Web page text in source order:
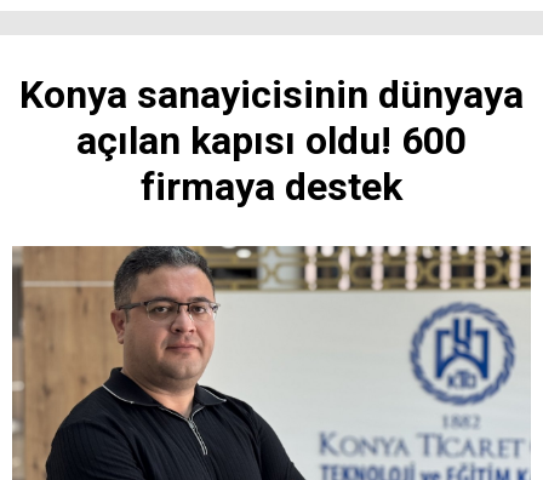
Konya sanayicisinin dünyaya
açılan kapısı oldu! 600
firmaya destek